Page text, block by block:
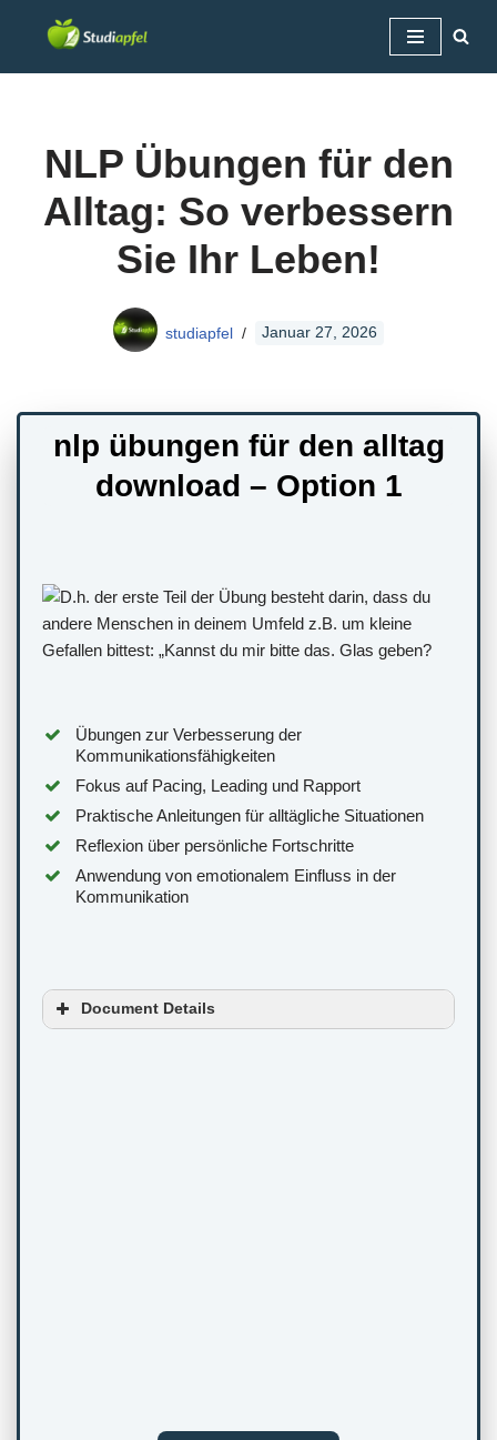
NLP Übungen für den
Alltag: So verbessern
Sie Ihr Leben!
studiapfel Januar 27, 2026
nlp übungen für den alltag
download – Option 1
Übungen zur Verbesserung der
Kommunikationsfähigkeiten
Fokus auf Pacing, Leading und Rapport
Praktische Anleitungen für alltägliche Situationen
Reflexion über persönliche Fortschritte
Anwendung von emotionalem Einfluss in der
Kommunikation
Document Details